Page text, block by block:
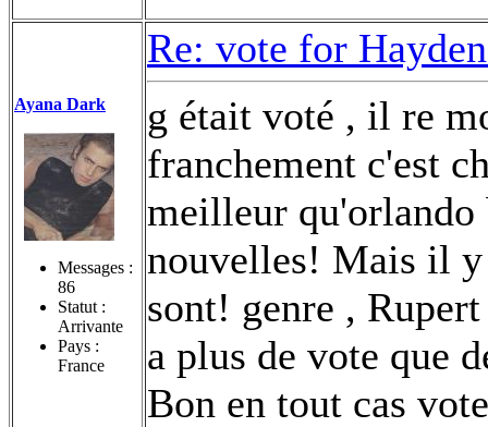
Ayana Dark
Messages :
86
Statut :
Arrivante
Pays :
France
Re: vote for
g était voté , il re
franchement c'est
meilleur qu'orlando
nouvelles! Mais il y
sont! genre ,
a plus de vote que
Bon en tout cas